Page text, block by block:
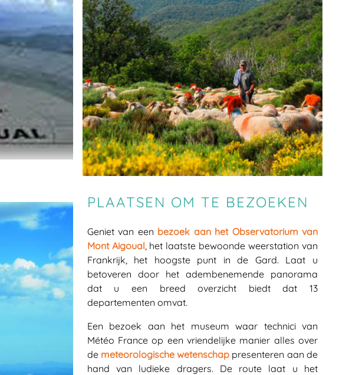
PLAATSEN OM TE BEZOEKEN
Geniet van een bezoek aan het Observatorium van
Mont Aigoual , het laatste bewoonde weerstation van
Frankrijk, het hoogste punt in de Gard. Laat u
betoveren door het adembenemende panorama
dat u een breed overzicht biedt dat 13
departementen omvat.
Een bezoek aan het museum waar technici van
Météo France op een vriendelijke manier alles over
de meteorologische wetenschap presenteren aan de
hand van ludieke dragers. De route laat u het